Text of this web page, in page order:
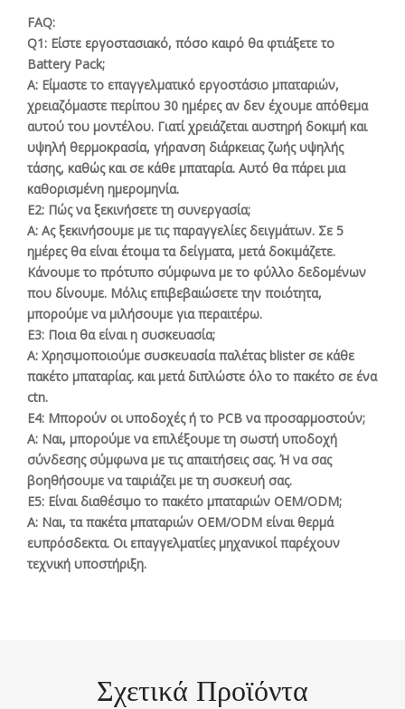
FAQ:
Q1: Είστε εργοστασιακό, πόσο καιρό θα φτιάξετε το
Battery Pack;
Α: Είμαστε το επαγγελματικό εργοστάσιο μπαταριών,
χρειαζόμαστε περίπου 30 ημέρες αν δεν έχουμε απόθεμα
αυτού του μοντέλου. Γιατί χρειάζεται αυστηρή δοκιμή και
υψηλή θερμοκρασία, γήρανση διάρκειας ζωής υψηλής
τάσης, καθώς και σε κάθε μπαταρία. Αυτό θα πάρει μια
καθορισμένη ημερομηνία.
Ε2: Πώς να ξεκινήσετε τη συνεργασία;
Α: Ας ξεκινήσουμε με τις παραγγελίες δειγμάτων. Σε 5
ημέρες θα είναι έτοιμα τα δείγματα, μετά δοκιμάζετε.
Κάνουμε το πρότυπο σύμφωνα με το φύλλο δεδομένων
που δίνουμε. Μόλις επιβεβαιώσετε την ποιότητα,
μπορούμε να μιλήσουμε για περαιτέρω.
Ε3: Ποια θα είναι η συσκευασία;
Α: Χρησιμοποιούμε συσκευασία παλέτας blister σε κάθε
πακέτο μπαταρίας. και μετά διπλώστε όλο το πακέτο σε ένα
ctn.
Ε4: Μπορούν οι υποδοχές ή το PCB να προσαρμοστούν;
Α: Ναι, μπορούμε να επιλέξουμε τη σωστή υποδοχή
σύνδεσης σύμφωνα με τις απαιτήσεις σας. Ή να σας
βοηθήσουμε να ταιριάζει με τη συσκευή σας.
Ε5: Είναι διαθέσιμο το πακέτο μπαταριών OEM/ODM;
Α: Ναι, τα πακέτα μπαταριών OEM/ODM είναι θερμά
ευπρόσδεκτα. Οι επαγγελματίες μηχανικοί παρέχουν
τεχνική υποστήριξη.
Σχετικά Προϊόντα